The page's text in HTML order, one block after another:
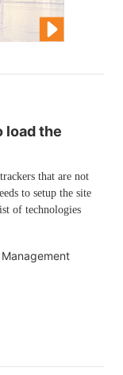
load the
that are not
to setup the site
of technologies